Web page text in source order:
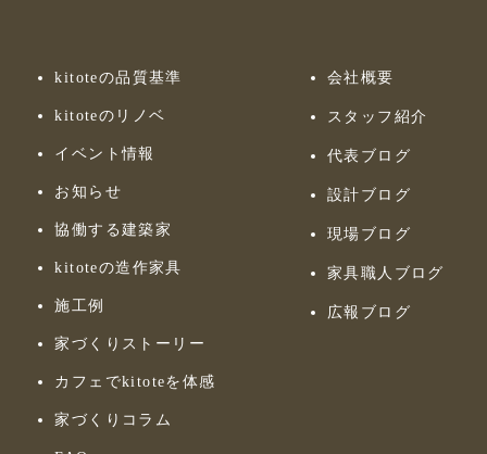
kitoteの品質基準
kitoteのリノベ
イベント情報
お知らせ
協働する建築家
kitoteの造作家具
施工例
家づくりストーリー
カフェでkitoteを体感
家づくりコラム
会社概要
スタッフ紹介
代表ブログ
設計ブログ
現場ブログ
家具職人ブログ
広報ブログ